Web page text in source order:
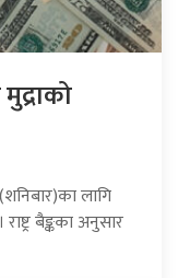
लागि
बैङ्कका अनुसार